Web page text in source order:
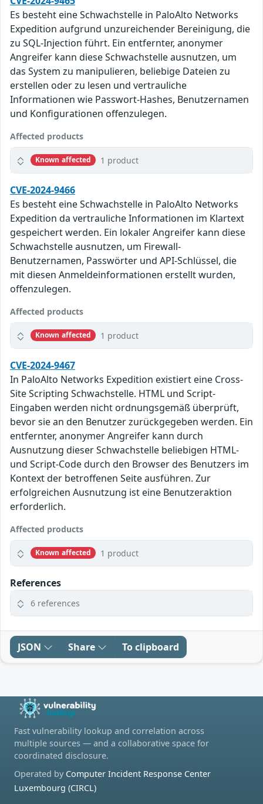
Es besteht eine Schwachstelle in PaloAlto Networks
Expedition aufgrund unzureichender Bereinigung, die
zu SQL-Injection führt. Ein entfernter, anonymer
Angreifer kann diese Schwachstelle ausnutzen, um
das System zu manipulieren, beliebige Dateien zu
erstellen oder zu lesen und vertrauliche
Informationen wie Passwort-Hashes, Benutzernamen
und Konfigurationen offenzulegen.
Affected products
Known affected 1 product
CVE-2024-9466
Es besteht eine Schwachstelle in PaloAlto Networks
Expedition da vertrauliche Informationen im Klartext
gespeichert werden. Ein lokaler Angreifer kann diese
Schwachstelle ausnutzen, um Firewall-
Benutzernamen, Passwörter und API-Schlüssel, die
mit diesen Anmeldeinformationen erstellt wurden,
offenzulegen.
Affected products
Known affected 1 product
CVE-2024-9467
In PaloAlto Networks Expedition existiert eine Cross-
Site Scripting Schwachstelle. HTML und Script-
Eingaben werden nicht ordnungsgemäß überprüft,
bevor sie an den Benutzer zurückgegeben werden. Ein
entfernter, anonymer Angreifer kann durch
Ausnutzung dieser Schwachstelle beliebigen HTML-
und Script-Code durch den Browser des Benutzers im
Kontext der betroffenen Seite ausführen. Zur
erfolgreichen Ausnutzung ist eine Benutzeraktion
erforderlich.
Affected products
Known affected 1 product
References
6 references
JSON Share To clipboard
Fast vulnerability lookup and correlation across
multiple sources — and a collaborative space for
coordinated disclosure.
Operated by Computer Incident Response Center
Luxembourg (CIRCL)